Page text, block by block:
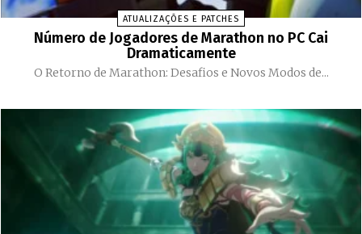
ATUALIZAÇÕES E PATCHES
Número de Jogadores de Marathon no PC Cai
Dramaticamente
O Retorno de Marathon: Desafios e Novos Modos de...